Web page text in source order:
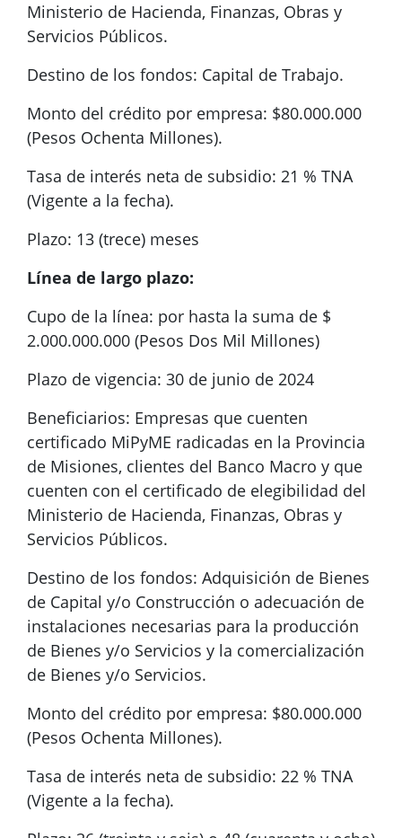
Ministerio de Hacienda, Finanzas, Obras y
Servicios Públicos.
Destino de los fondos: Capital de Trabajo.
Monto del crédito por empresa: $80.000.000
(Pesos Ochenta Millones).
Tasa de interés neta de subsidio: 21 % TNA
(Vigente a la fecha).
Plazo: 13 (trece) meses
Línea de largo plazo:
Cupo de la línea: por hasta la suma de $
2.000.000.000 (Pesos Dos Mil Millones)
Plazo de vigencia: 30 de junio de 2024
Beneficiarios: Empresas que cuenten
certificado MiPyME radicadas en la Provincia
de Misiones, clientes del Banco Macro y que
cuenten con el certificado de elegibilidad del
Ministerio de Hacienda, Finanzas, Obras y
Servicios Públicos.
Destino de los fondos: Adquisición de Bienes
de Capital y/o Construcción o adecuación de
instalaciones necesarias para la producción
de Bienes y/o Servicios y la comercialización
de Bienes y/o Servicios.
Monto del crédito por empresa: $80.000.000
(Pesos Ochenta Millones).
Tasa de interés neta de subsidio: 22 % TNA
(Vigente a la fecha).